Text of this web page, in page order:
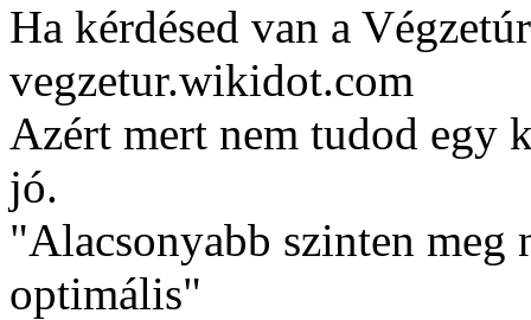
Ha kérdésed van a
vegzetur.wikidot.com
Azért mert nem tudod egy
jó.
"Alacsonyabb szinten meg
optimális"